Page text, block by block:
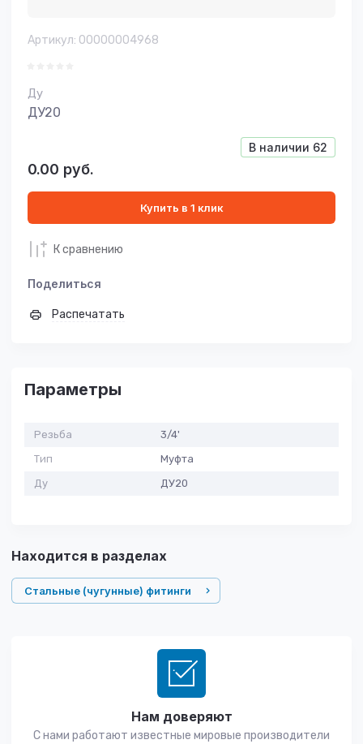
Артикул: 00000004968
Ду
ДУ20
В наличии 62
0.00 руб.
Купить в 1 клик
К сравнению
Поделиться
Распечатать
Параметры
Резьба
3/4'
Тип
Муфта
Ду
ДУ20
Находится в разделах
Стальные (чугунные) фитинги
Нам доверяют
С нами работают известные мировые производители